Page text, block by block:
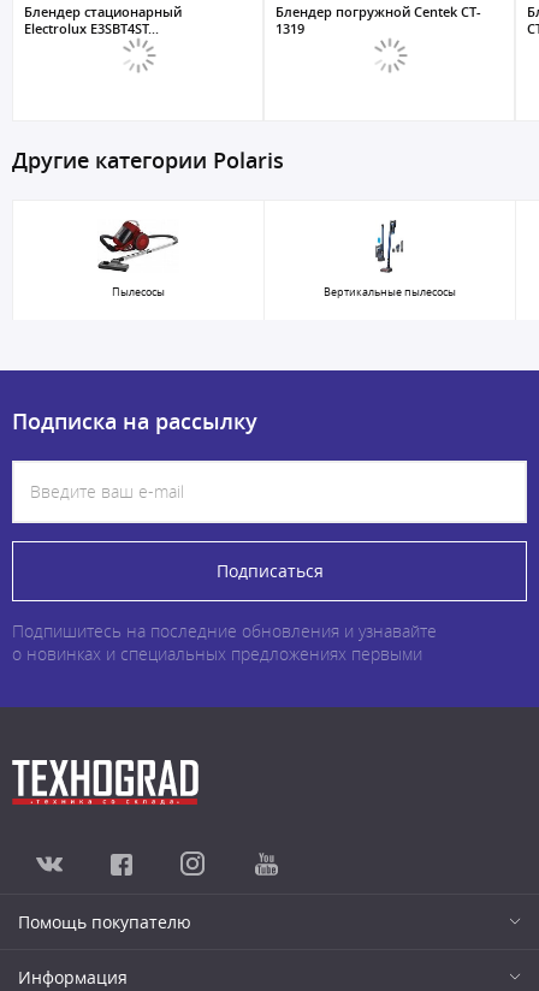
Блендер стационарный
Electrolux E3SBT4ST...
Блендер погружной Centek CT-
1319
Другие категории Polaris
Пылесосы Вертикальные пылесосы
Подписка на рассылку
Подписаться
Подпишитесь на последние обновления и узнавайте
о новинках и специальных предложениях первыми
Помощь покупателю
Информация